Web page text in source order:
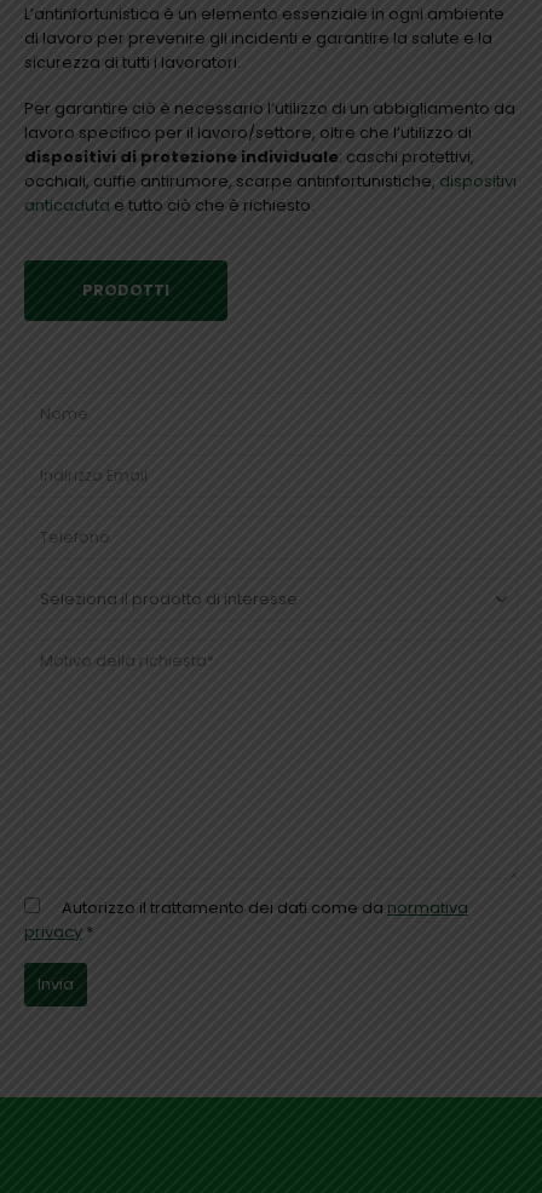
L’antinfortunistica è un elemento essenziale in ogni ambiente
di lavoro per prevenire gli incidenti e garantire la salute e la
sicurezza di tutti i lavoratori.
Per garantire ciò è necessario l’utilizzo di un abbigliamento da
lavoro specifico per il lavoro/settore, oltre che l’utilizzo di
dispositivi di protezione individuale: caschi protettivi,
occhiali, cuffie antirumore, scarpe antinfortunistiche, dispositivi
anticaduta e tutto ciò che è richiesto.
PRODOTTI
Autorizzo il trattamento dei dati come da normativa
privacy *